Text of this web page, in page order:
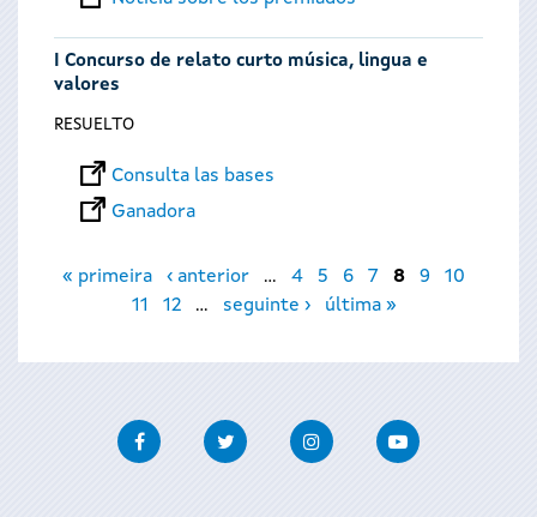
I Concurso de relato curto música, lingua e
valores
RESUELTO
Consulta las bases
Ganadora
Páginas
« primeira ‹ anterior … 4 5 6 7 8 9
10
11
12 … seguinte › última »
FacebookTwitter InstagramYoutube